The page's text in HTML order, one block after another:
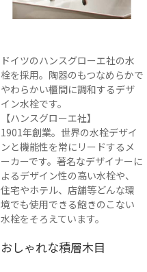
ドイツのハンスグローエ社の水
栓を採用。陶器のもつなめらかで
やわらかい櫃間に調和するデザ
イン水栓です。
【ハンスグローエ社】
1901年創業。世界の水栓デザイ
ンと機能性を常にリードするメ
ーカーです。著名なデザイナーに
よるデザイン性の高い水栓や、
住宅やホテル、店舗等どんな環
境でも使用できる飽きのこない
水栓をそろえています。
おしゃれな積層木目